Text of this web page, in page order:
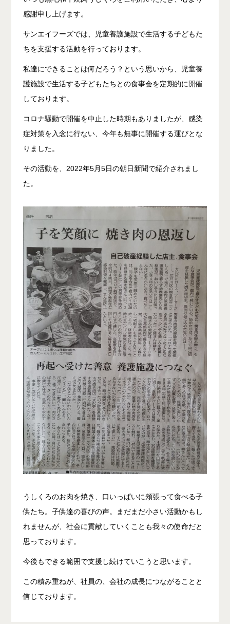
感謝申し上げます。
サンエイフーズでは、児童養護施設で生活する子どもた
ちを支援する活動を行っております。
私達にできることは何だろう？という思いから、児童養
護施設で生活する子どもたちとの食事会を定期的に開催
しております。
コロナ騒動で開催を中止した時期もありましたが、感染
症対策を入念に行ない、今年も無事に開催する運びとな
りました。
その活動を、2022年5月5日の朝日新聞で紹介されまし
た。
うしくろのお肉を焼き、口いっぱいに頬張って食べる子
供たち。子供達の喜びの声。まだまだ小さい活動かもし
れませんが、社会に貢献していくことも我々の使命だと
思っております。
今後もできる範囲で支援し続けていこうと思います。
この積み重ねが、社員の、会社の成長につながることと
信じております。